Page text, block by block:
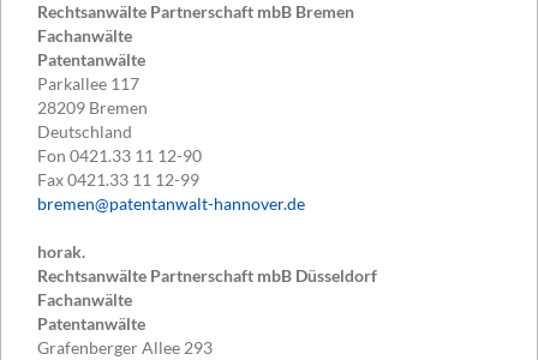
Rechtsanwälte Partnerschaft mbB Bremen
Fachanwälte
Patentanwälte
Parkallee 117
28209 Bremen
Deutschland
Fon 0421.33 11 12-90
Fax0421.33 11 12-99
bremen@patentanwalt-hannover.de
horak.
Rechtsanwälte Partnerschaft mbB Düsseldorf
Fachanwälte
Patentanwälte
Grafenberger Allee 293